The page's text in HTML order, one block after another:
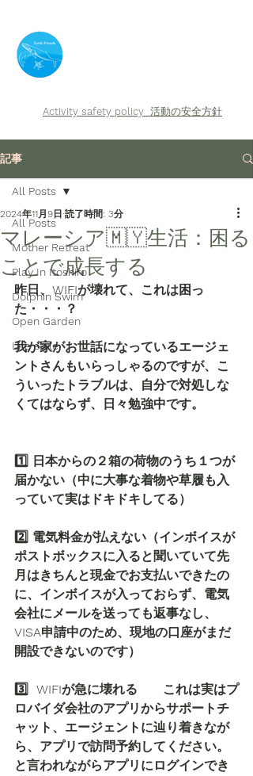
Activity safety policy 活動の安全方針
記事
All Posts
Mother Retreat
Play In Itoshiro
Dolphin Swim
Open Garden
Life style
All Posts
マレーシア🇲🇾生活：困る
ことで成長する
2024年11月9日 読了時間: 3分
昨日、WIFIが壊れて、これは困っ
た・・・？
我が家がお世話になっているエージェ
ントさんもいらっしゃるのですが、こ
ういったトラブルは、自分で対処しな
くてはならず、日々勉強中です。
1️⃣ 日本からの２箱の荷物のうち１つが
届かない（中に大事な着物や草履も入
っていて実はドキドキしてる）
2️⃣ 電気料金が払えない（インボイスが
ポストボックスに入ると聞いていて先
月はきちんと現金でお支払いできたの
に、インボイスが入っておらず、電気
会社にメールを送っても返事なし、
VISA申請中のため、現地の口座がまだ
開設できないのです）
3️⃣  WIFIが急に壊れる　　これは実はプ
ロバイダ会社のアプリからサポートチ
ャット、エージェントに辿り着きなが
ら、アプリで訪問予約してください。
と言われながらアプリにログインでき